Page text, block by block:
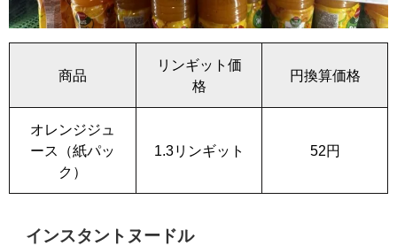
商品
リンギット価
格
円換算価格
オレンジジュ
ース（紙パッ
ク）
1.3リンギット 52円
インスタントヌードル